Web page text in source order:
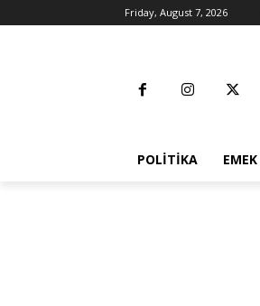
Friday, August 7, 2026
POLITIKA EMEK